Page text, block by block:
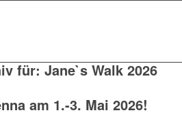
für: Jane`s Walk 2026
am 1.-3. Mai 2026!